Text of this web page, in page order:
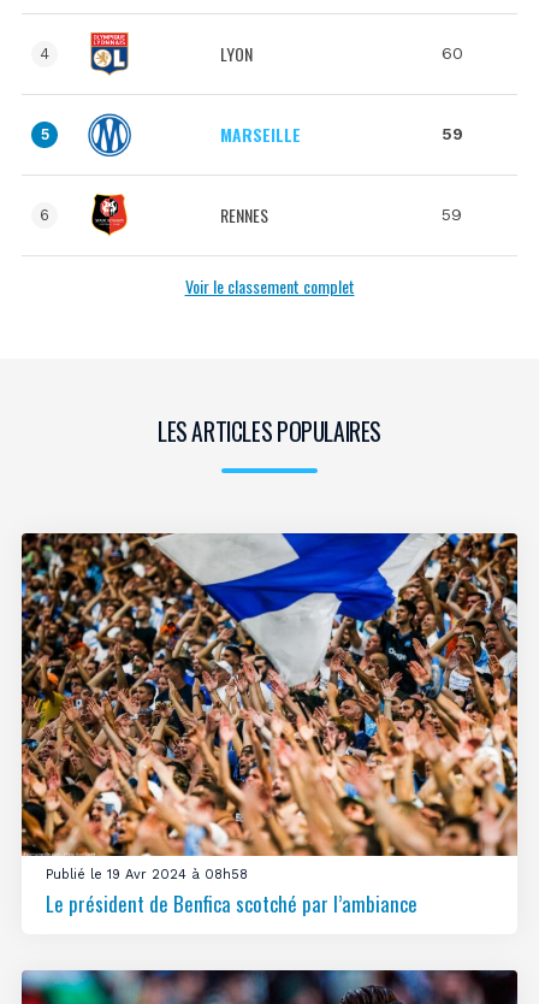
4 LYON 60
5 MARSEILLE 59
6 RENNES 59
Voir le classement complet
LES ARTICLES POPULAIRES
Publié le 19 Avr 2024 à 08h58
Le président de Benfica scotché par l’ambiance